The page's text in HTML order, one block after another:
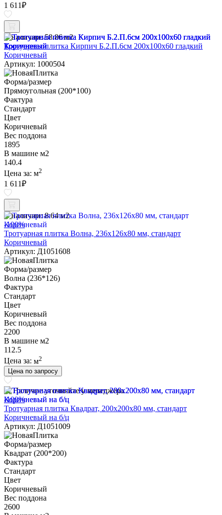
1 611₽
В наличии: 58.86 м2
Тротуарная плитка Кирпич Б.2.П.6см 200х100х60 гладкий
Коричневый
Артикул: 1000504
Форма/размер
Прямоугольная (200*100)
Фактура
Стандарт
Цвет
Коричневый
Вес поддона
1895
В машине м2
140.4
Цена за: м2
1 611₽
В наличии: 8.64 м2
-100%
Тротуарная плитка Волна, 236х126х80 мм, стандарт
Коричневый
Артикул: Д1051608
Форма/размер
Волна (236*126)
Фактура
Стандарт
Цвет
Коричневый
Вес поддона
2200
В машине м2
112.5
Цена за: м2
Цена по запросу
Наличие уточняйте у менеджера
-100%
Тротуарная плитка Квадрат, 200х200х80 мм, стандарт
Коричневый на б/ц
Артикул: Д1051009
Форма/размер
Квадрат (200*200)
Фактура
Стандарт
Цвет
Коричневый
Вес поддона
2600